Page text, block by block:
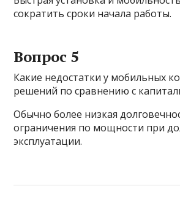
сократить сроки начала работы.
Вопрос 5
Какие недостатки у мобильных
решений по сравнению с
Обычно более низкая
ограничения по мощности при
эксплуатации.